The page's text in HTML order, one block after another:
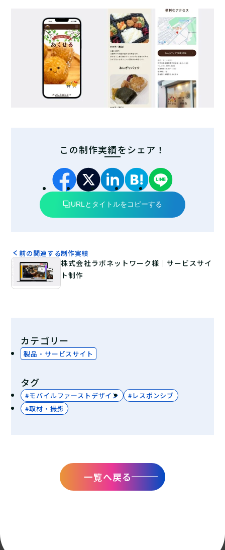
この制作実績をシェア！
URLとタイトルをコピーする
株式会社ラボネットワーク様｜サービスサイ
ト制作
前の関連する制作実績
カテゴリー
製品・サービスサイト
タグ
モバイルファーストデザイン
レスポンシブ
取材・撮影
一覧へ戻る